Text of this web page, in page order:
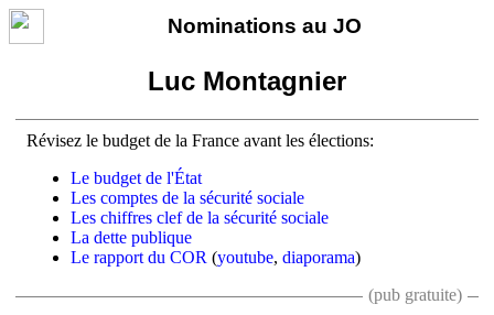
Nominations au JO
Luc Montagnier
Révisez le budget de la France avant les élections:
Le budget de l'État
Les comptes de la sécurité sociale
Les chiffres clef de la sécurité sociale
La dette publique
Le rapport du COR (youtube, diaporama)
(pub gratuite)